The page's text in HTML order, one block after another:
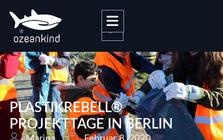
0
PLASTIKREBELL®
PROJEKTTAGE IN BERLIN